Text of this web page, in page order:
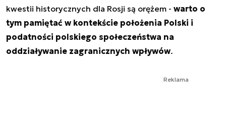
kwestii historycznych dla Rosji są orężem - warto o
tym pamiętać w kontekście położenia Polski i
podatności polskiego społeczeństwa na
oddziaływanie zagranicznych wpływów.
Reklama